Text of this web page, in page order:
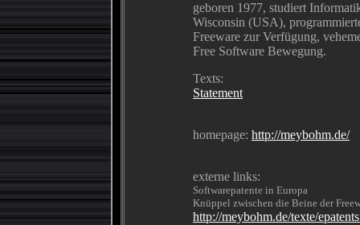
geboren 1977, studiert
Wisconsin (USA),
Freeware zur Verfügung,
Free Software Bewegung.
Texts:
Statement
homepage: http://meybohm.de/
externe links:
Softwarepatente in Europa
Knüppel zwischen die Beine der
http://meybohm.de/texte/